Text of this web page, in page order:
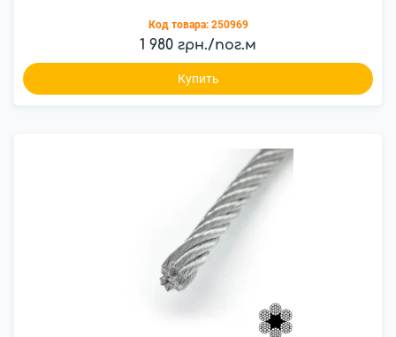
Код товара: 250969
1 980 грн./пог.м
Купить